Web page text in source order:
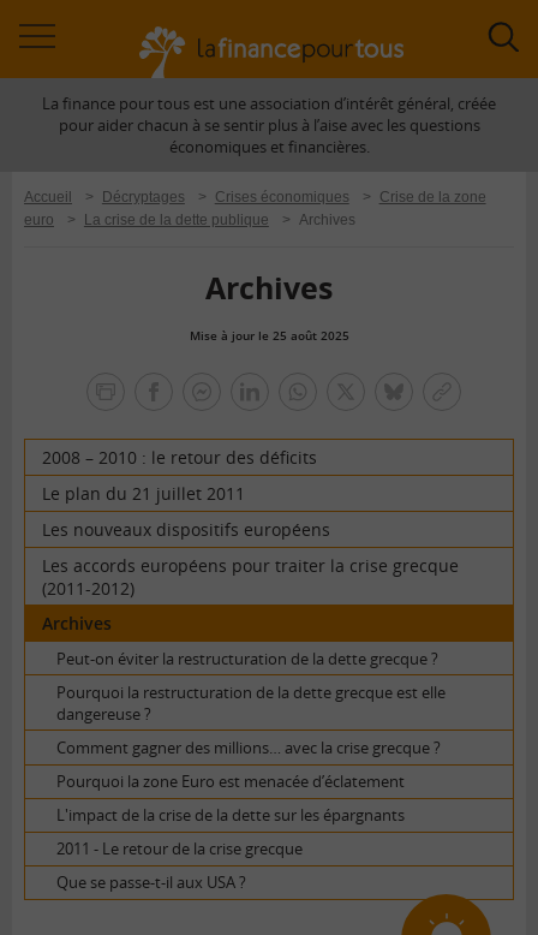
àLa finance pour tous est une association d’intérêt général, créée
pour aider chacun à se sentir plus à l’aise avec les questions
économiques et financières.
Accueil > Décryptages > Crises économiques >
Crise de la zone
euro
> La crise de la dette publique > Archives
Archives
Mise à jour le 25 août 2025
tous
2008 – 2010 : le retour des déficits
Le plan du 21 juillet 2011
Les nouveaux dispositifs européens
Les accords européens pour traiter la crise grecque
(2011-2012)
Archives
Peut-on éviter la restructuration de la dette grecque ?
Pourquoi la restructuration de la dette grecque est elle
dangereuse ?
Comment gagner des millions… avec la crise grecque ?
Pourquoi la zone Euro est menacée d’éclatement
L'impact de la crise de la dette sur les épargnants
2011 - Le retour de la crise grecque
Que se passe-t-il aux USA ?